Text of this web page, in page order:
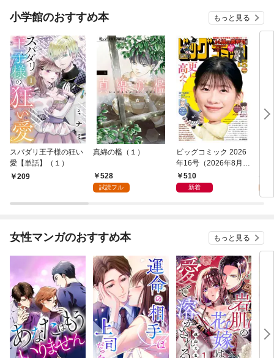
小学館のおすすめ本 もっと見る
スパダリ王子様の狂い
愛【単話】（１）
209
真綿の檻（１）
528
試読フル
ビッグコミック 2026
年16号（2026年8月7
日発売）
510
新着
女性マンガのおすすめ本 もっと見る